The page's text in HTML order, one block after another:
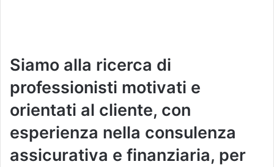
Siamo alla ricerca di
professionisti motivati e
orientati al cliente, con
esperienza nella consulenza
assicurativa e finanziaria, per